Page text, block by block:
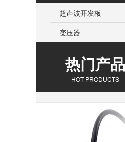
超声波开发板
变压器
热门产品
HOT PRODUCTS